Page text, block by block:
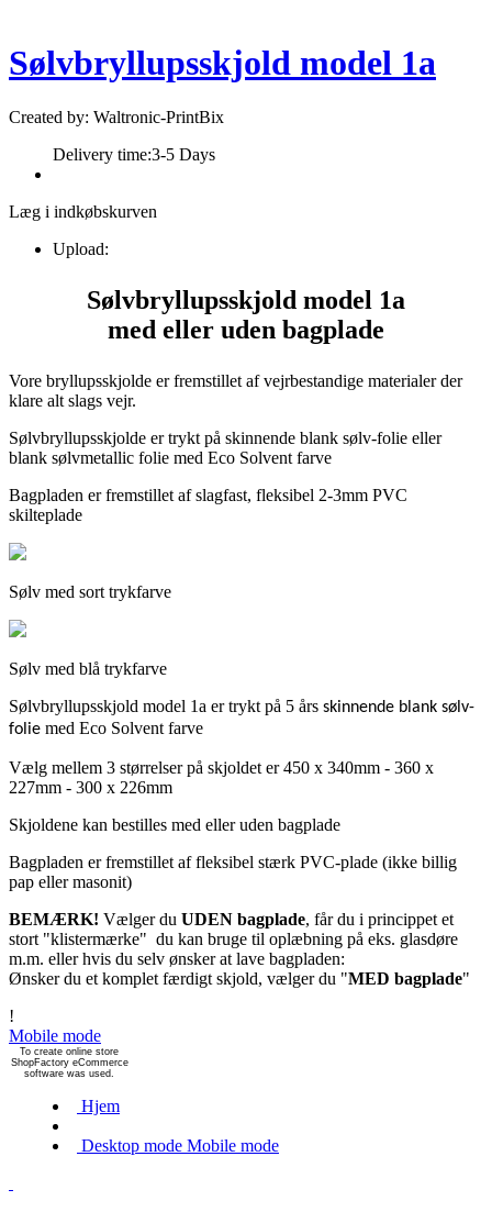
Sølvbryllupsskjold model 1a
Created by: Waltronic-PrintBix
Delivery time:3-5 Days
Læg i indkøbskurven
Upload:
Sølvbryllupsskjold model 1a
med eller uden bagplade
Vore bryllupsskjolde er fremstillet af vejrbestandige materialer der
klare alt slags vejr.
Sølvbryllupsskjolde er trykt på skinnende blank sølv-folie eller
blank sølvmetallic folie med Eco Solvent farve
Bagpladen er fremstillet af slagfast, fleksibel 2-3mm PVC
skilteplade
Sølv med sort trykfarve
Sølv med blå trykfarve
Sølvbryllupsskjold model 1a er trykt på 5 års skinnende blank sølv-
folie med Eco Solvent farve
Vælg mellem 3 størrelser på skjoldet er 450 x 340mm - 360 x
227mm - 300 x 226mm
Skjoldene kan bestilles med eller uden bagplade
Bagpladen er fremstillet af fleksibel stærk PVC-plade (ikke billig
pap eller masonit)
BEMÆRK! Vælger du UDEN bagplade, får du i princippet et
stort "klistermærke" du kan bruge til oplæbning på eks. glasdøre
m.m. eller hvis du selv ønsker at lave bagpladen:
Ønsker du et komplet færdigt skjold, vælger du "MED bagplade"
!
Mobile mode
To create online store
ShopFactory eCommerce
software was used.
Hjem
Desktop mode Mobile mode